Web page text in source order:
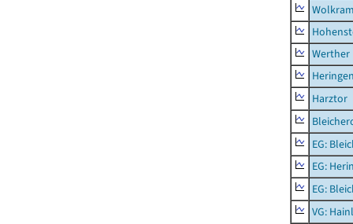
Werther
Harztor
EG:
EG:
EG:
VG: